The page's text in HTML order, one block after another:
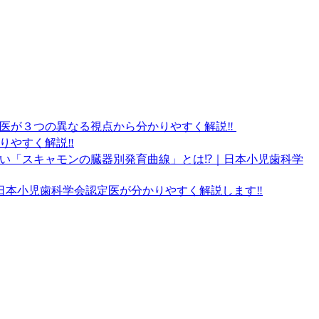
が３つの異なる視点から分かりやすく解説‼️
やすく解説‼️
「スキャモンの臓器別発育曲線」とは⁉️｜日本小児歯科学
小児歯科学会認定医が分かりやすく解説します‼️